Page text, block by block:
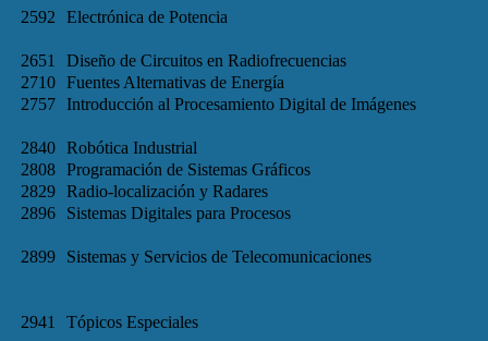
2592 Electrónica de Potencia
2651
Diseño de Circuitos en Radiofrecuencias
2710
Fuentes Alternativas de Energía
2757
Introducción al Procesamiento Digital de Imágenes
2840
Robótica Industrial
2808
Programación de Sistemas Gráficos
2829
Radio-localización y Radares
2896
Sistemas Digitales para Procesos
2899 Sistemas y Servicios de Telecomunicaciones
2941 Tópicos Especiales